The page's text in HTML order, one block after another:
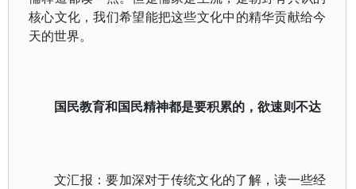
核心文化，我们希望能把这些文化中的精华贡献给今
天的世界。
国民教育和国民精神都是要积累的，欲速则不达
文汇报：要加深对于传统文化的了解，读一些经